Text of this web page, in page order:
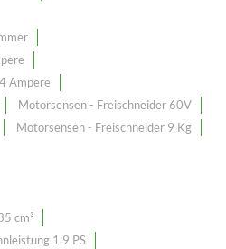
Ampere
Motorsensen - Freischneider 60V
Motorsensen - Freischneider 9 Kg
cm³
1.9 PS